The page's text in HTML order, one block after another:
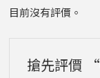
目前沒有評價。
搶先評價